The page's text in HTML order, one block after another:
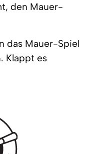
den Mauer-
das Mauer-Spiel
Klappt es